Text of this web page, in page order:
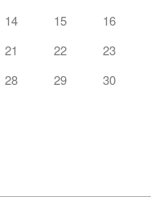
14 15
16
21 22
23
28 29
30